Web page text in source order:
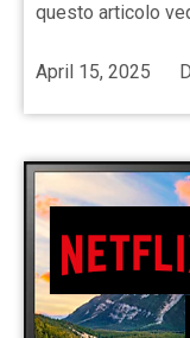
questo articolo
April 15, 2025